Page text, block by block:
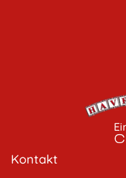
Kontakt